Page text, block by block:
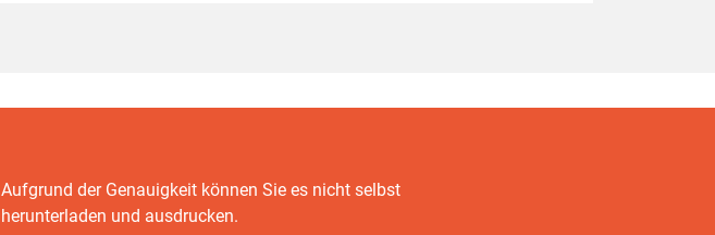
Aufgrund der Genauigkeit können Sie es nicht selbst
herunterladen und ausdrucken.